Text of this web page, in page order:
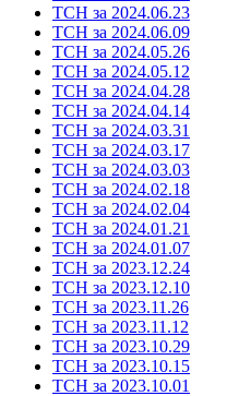
ТСН за 2024.06.23
ТСН за 2024.06.09
ТСН за 2024.05.26
ТСН за 2024.05.12
ТСН за 2024.04.28
ТСН за 2024.04.14
ТСН за 2024.03.31
ТСН за 2024.03.17
ТСН за 2024.03.03
ТСН за 2024.02.18
ТСН за 2024.02.04
ТСН за 2024.01.21
ТСН за 2024.01.07
ТСН за 2023.12.24
ТСН за 2023.12.10
ТСН за 2023.11.26
ТСН за 2023.11.12
ТСН за 2023.10.29
ТСН за 2023.10.15
ТСН за 2023.10.01